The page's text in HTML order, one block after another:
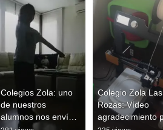
Colegios Zola: uno
de nuestros
alumnos nos envía
Colegio Zola Las
Rozas: Vídeo
agradecimiento